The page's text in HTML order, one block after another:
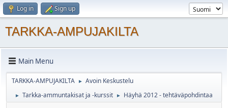
Log in Sign up
TARKKA-AMPUJAKILTA
Main Menu
TARKKA-AMPUJAKILTA ► Avoin Keskustelu
► Tarkka-ammuntakisat ja -kurssit ► Häyhä 2012 - tehtäväpohdintaa